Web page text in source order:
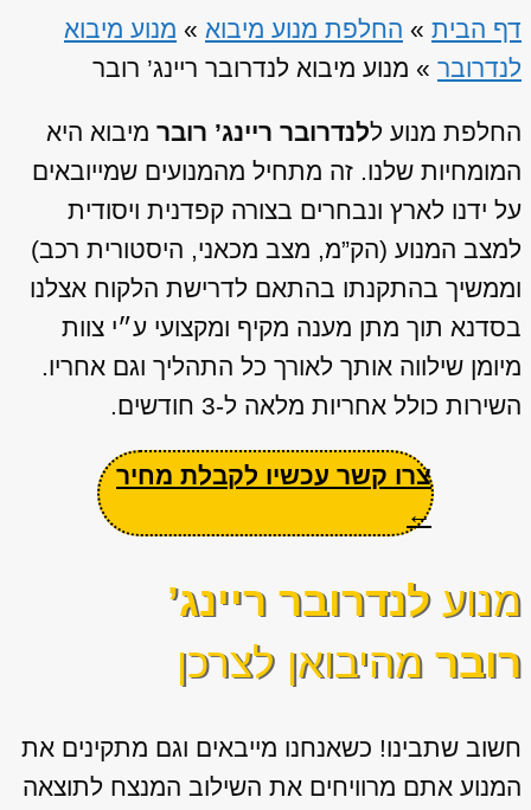
דף הבית » החלפת מנוע מיבוא » מנוע מיבוא
לנדרובר » מנוע מיבוא לנדרובר ריינג’ רובר
החלפת מנוע ללנדרובר ריינג’ רובר מיבוא היא
המומחיות שלנו. זה מתחיל מהמנועים שמייובאים
על ידנו לארץ ונבחרים בצורה קפדנית ויסודית
למצב המנוע (הק”מ, מצב מכאני, היסטורית רכב)
וממשיך בהתקנתו בהתאם לדרישת הלקוח אצלנו
בסדנא תוך מתן מענה מקיף ומקצועי ע״י צוות
מיומן שילווה אותך לאורך כל התהליך וגם אחריו.
השירות כולל אחריות מלאה ל-3 חודשים.
צרו קשר עכשיו לקבלת מחיר
←
מנועלנדרובר ריינג’
רובר מהיבואן לצרכן
חשוב שתבינו! כשאנחנו מייבאים וגם מתקינים את
המנוע אתם מרוויחים את השילוב המנצח לתוצאה